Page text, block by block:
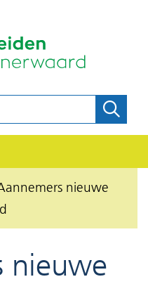
nieuwe
nieuwe